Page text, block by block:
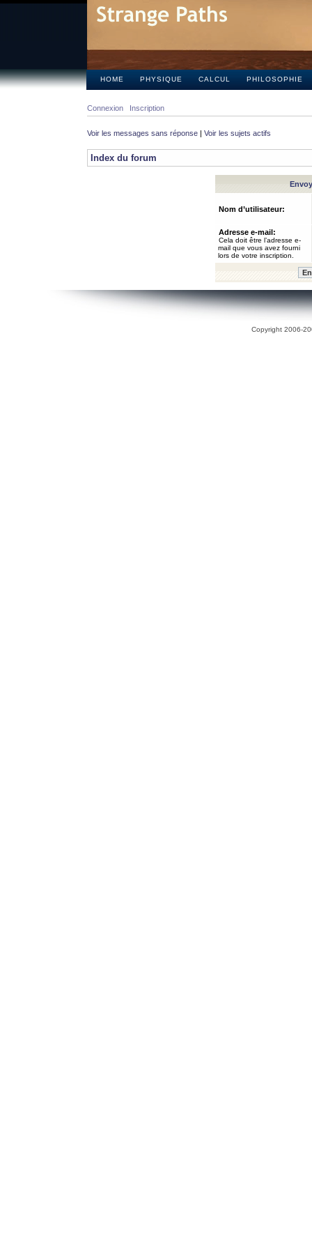
HOME PHYSIQUE CALCUL PHILOSOPHIE
Connexion Inscription
Voir les messages sans réponse | Voir les sujets actifs
Index du forum
Nom d’utilisateur:
Adresse e-mail:
Cela doit être l’adresse e-
mail que vous avez fourni
lors de votre inscription.
Copyright 2006-